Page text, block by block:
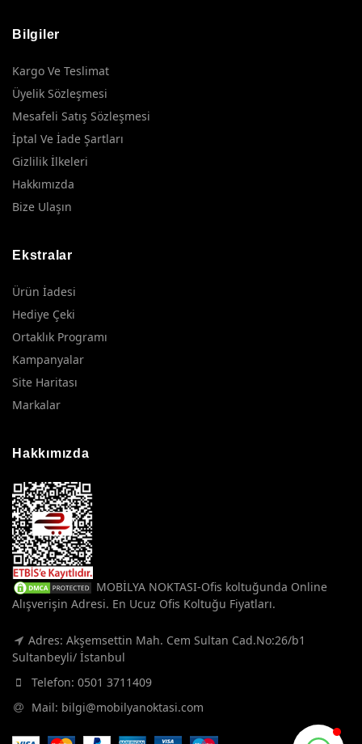
Bilgiler
Kargo Ve Teslimat
Üyelik Sözleşmesi
Mesafeli Satış Sözleşmesi
İptal Ve İade Şartları
Gizlilik İlkeleri
Hakkımızda
Bize Ulaşın
Ekstralar
Ürün İadesi
Hediye Çeki
Ortaklık Programı
Kampanyalar
Site Haritası
Markalar
Hakkımızda
MOBİLYA NOKTASI-Ofis koltuğunda Online
Alışverişin Adresi. En Ucuz Ofis Koltuğu Fiyatları.
Adres: Akşemsettin Mah. Cem Sultan Cad.No:26/b1
Sultanbeyli/ İstanbul
Telefon: 0501 3711409
Mail: bilgi@mobilyanoktasi.com